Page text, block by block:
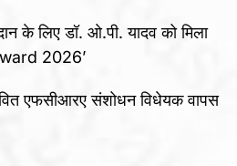
के लिए डॉ. ओ.पी. यादव को मिला
2026’
एफसीआरए संशोधन विधेयक वापस